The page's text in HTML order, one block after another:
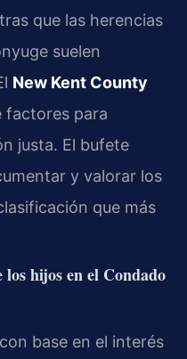
que las herencias
suelen
New Kent County
factores para
justa. El bufete
y valorar los
que más
hijos en el Condado
base en el interés